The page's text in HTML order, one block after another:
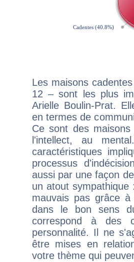
Les maisons
12 – sont les plus
Arielle Boulin-Prat.
en termes de
Ce sont des
l'intellect, au
caractéristiques
processus
aussi par une façon
un atout
mauvais pas grâce
dans le bon sens
correspond à des
personnalité. Il ne
être mises en
votre thème qui